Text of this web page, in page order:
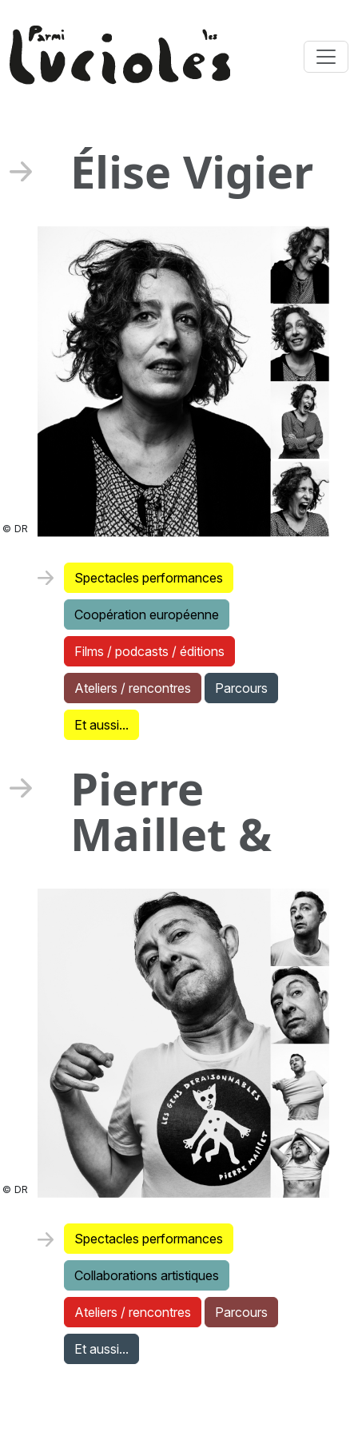
Élise Vigier
© DR
Spectacles performances
Coopération européenne
Films / podcasts / éditions
Ateliers / rencontres Parcours
Et aussi...
Pierre
Maillet &
© DR
Spectacles performances
Collaborations artistiques
Ateliers / rencontres Parcours
Et aussi...